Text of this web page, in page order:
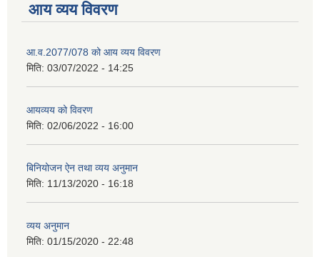
आय व्यय विवरण
आ.व.2077/078 को आय व्यय विवरण
मिति: 03/07/2022 - 14:25
आयव्यय को विवरण
मिति: 02/06/2022 - 16:00
बिनियोजन ऐन तथा व्यय अनुमान
मिति: 11/13/2020 - 16:18
व्यय अनुमान
मिति: 01/15/2020 - 22:48